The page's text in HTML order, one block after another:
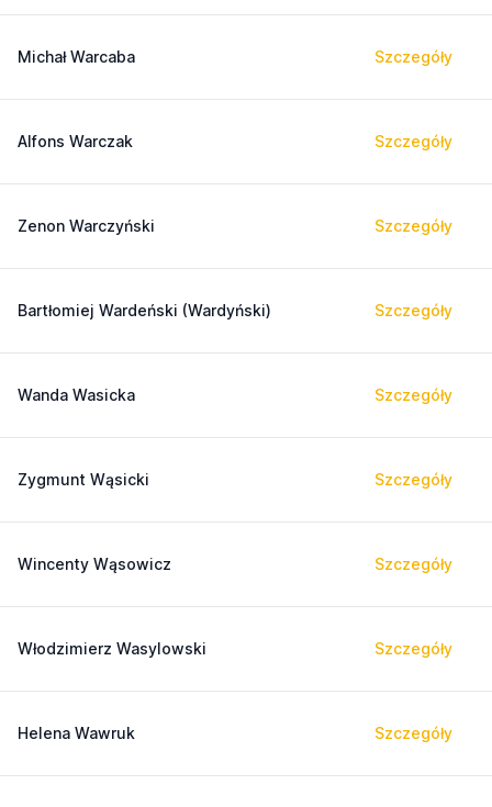
Michał Warcaba Szczegóły
Alfons Warczak Szczegóły
Zenon Warczyński Szczegóły
Bartłomiej Wardeński (Wardyński) Szczegóły
Wanda Wasicka Szczegóły
Zygmunt Wąsicki Szczegóły
Wincenty Wąsowicz Szczegóły
Włodzimierz Wasylowski Szczegóły
Helena Wawruk Szczegóły